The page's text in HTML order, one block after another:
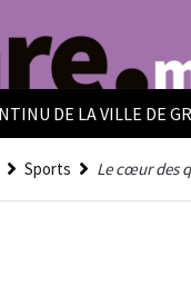
DE LA VILLE DE
Sports Le cœur des